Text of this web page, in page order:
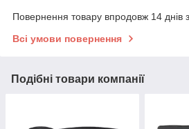
Повернення товару впродовж 14 днів
Всі умови повернення
Подібні товари компанії